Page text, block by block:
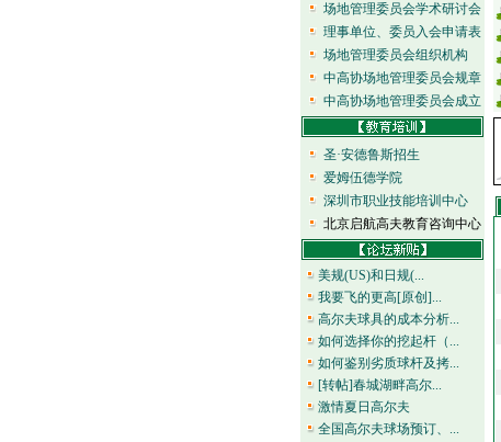
场地管理委员会学术研讨会
理事单位、委员入会申请表
场地管理委员会组织机构
中高协场地管理委员会规章
中高协场地管理委员会成立
圣·安德鲁斯招生
爱姆伍德学院
深圳市职业技能培训中心
北京启航高夫教育咨询中心
美规(US)和日规(...
我要飞的更高[原创]...
高尔夫球具的成本分析...
如何选择你的挖起杆（...
如何鉴别劣质球杆及拷...
[转帖]春城湖畔高尔...
激情夏日高尔夫
全国高尔夫球场预订、...